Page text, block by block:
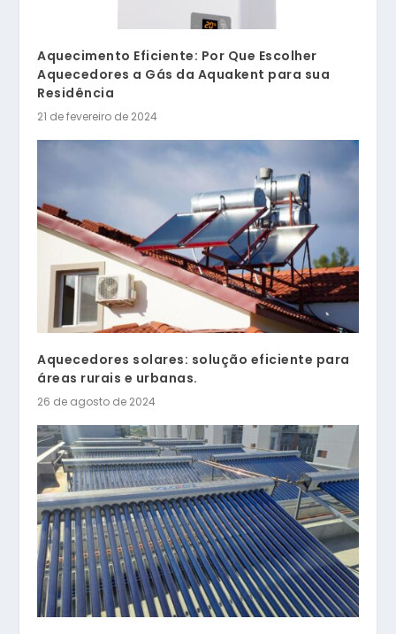
Aquecimento Eficiente: Por Que Escolher
Aquecedores a Gás da Aquakent para sua
Residência
21 de fevereiro de 2024
Aquecedores solares: solução eficiente para
áreas rurais e urbanas.
26 de agosto de 2024